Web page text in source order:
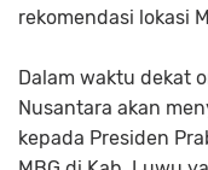
rekomendasi lokasi
Dalam waktu dekat
Nusantara akan
kepada Presiden